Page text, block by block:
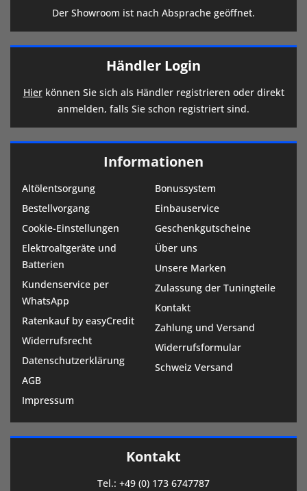
Der Showroom ist nach Absprache geöffnet.
Händler Login
Hierkönnen Sie sich als Händler registrieren oder direkt
anmelden, falls Sie schon registriert sind.
Informationen
Altölentsorgung
Bestellvorgang
Cookie-Einstellungen
Elektroaltgeräte und
Batterien
Kundenservice per
WhatsApp
Ratenkauf by easyCredit
Widerrufsrecht
Datenschutzerklärung
AGB
Impressum
Bonussystem
Einbauservice
Geschenkgutscheine
Über uns
Unsere Marken
Zulassung der Tuningteile
Kontakt
Zahlung und Versand
Widerrufsformular
Schweiz Versand
Kontakt
Tel.: +49 (0) 173 6747787